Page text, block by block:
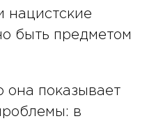
нацистские
быть предметом
она показывает
в